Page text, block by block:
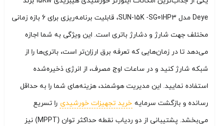
Deye مدل SUN-15K -SG01HP3، قابلیت برنامه‌ریزی برای 6 بازه زمانی
مختلف جهت شارژ و دشارژ باتری است. این ویژگی به شما اجازه
می‌دهد تا در زمان‌هایی که تعرفه برق ارزان‌تر است، باتری‌ها را از
شبکه شارژ کنید و در ساعات اوج مصرف، از انرژی ذخیره‌شده
استفاده نمایید. این مدیریت هوشمند، هزینه‌های شما را به حداقل
رسانده و بازگشت سرمایه خرید تجهیزات خورشیدی را تسریع
می‌بخشد. پشتیبانی از دو ردیاب نقطه حداکثر توان (MPPT) نیز